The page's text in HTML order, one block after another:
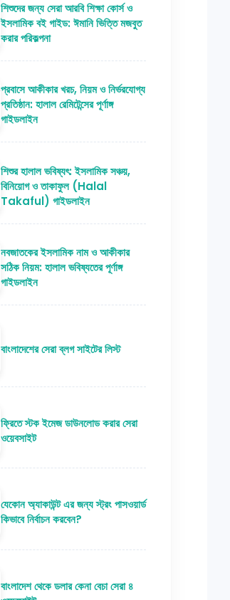
শিশুদের জন্য সেরা আরবি শিক্ষা কোর্স ও
ইসলামিক বই গাইড: ঈমানি ভিত্তি মজবুত
করার পরিকল্পনা
প্রবাসে আকীকার খরচ, নিয়ম ও নির্ভরযোগ্য
প্রতিষ্ঠান: হালাল রেমিটেন্সের পূর্ণাঙ্গ
গাইডলাইন
শিশুর হালাল ভবিষ্যৎ: ইসলামিক সঞ্চয়,
বিনিয়োগ ও তাকাফুল (Halal
Takaful) গাইডলাইন
নবজাতকের ইসলামিক নাম ও আকীকার
সঠিক নিয়ম: হালাল ভবিষ্যতের পূর্ণাঙ্গ
গাইডলাইন
বাংলাদেশের সেরা ব্লগ সাইটের লিস্ট
ফ্রিতে স্টক ইমেজ ডাউনলোড করার সেরা
ওয়েবসাইট
যেকোন অ্যাকাউন্ট এর জন্য স্ট্রং পাসওয়ার্ড
কিভাবে নির্বাচন করবেন?
বাংলাদেশ থেকে ডলার কেনা বেচা সেরা ৪